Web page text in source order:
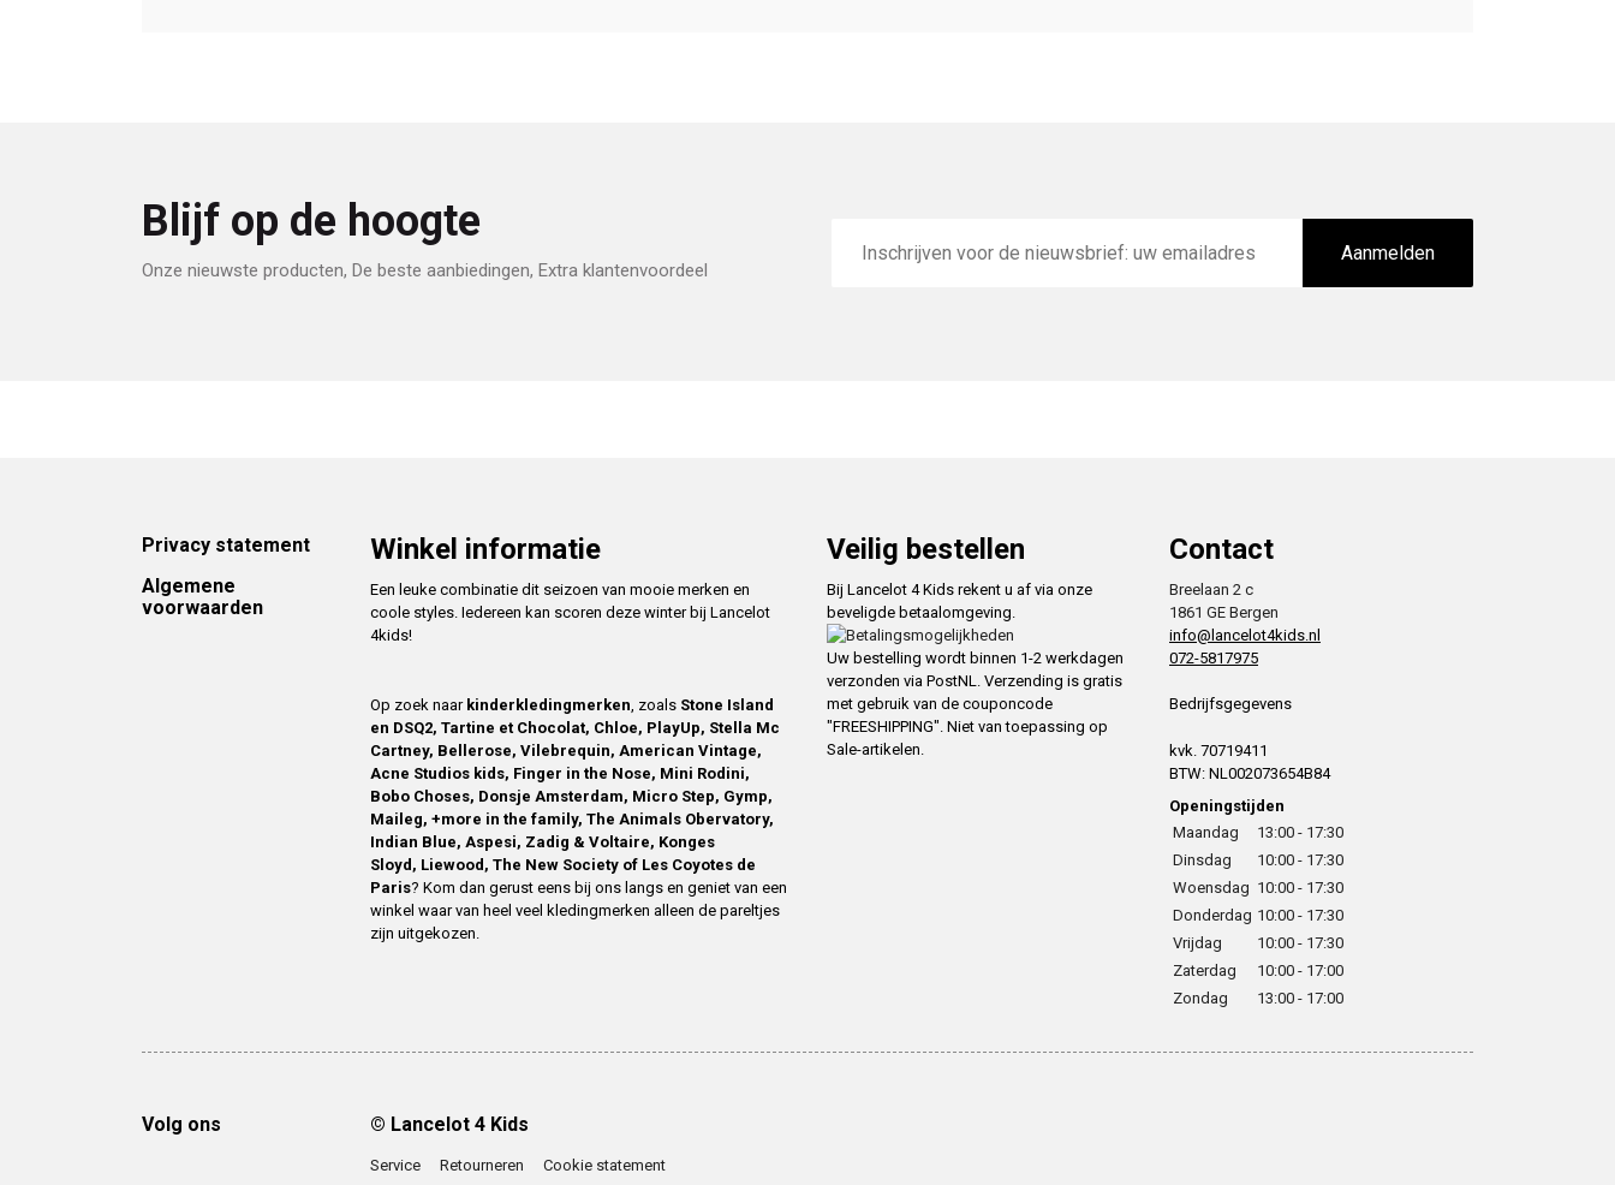
Blijf op de hoogte
Onze nieuwste producten, De beste aanbiedingen, Extra klantenvoordeel
mailadres
Aanmelden
Footer
Privacy statement
Algemene
voorwaarden
Winkel informatie
Een leuke combinatie dit seizoen van mooie merken en
coole styles. Iedereen kan scoren deze winter bij Lancelot
4kids!
Op zoek naar kinderkledingmerken , zoals Stone Island
en DSQ2, Tartine et Chocolat, Chloe, PlayUp, Stella Mc
Cartney, Bellerose, Vilebrequin, American Vintage,
Acne Studios kids, Finger in the Nose, Mini Rodini,
Bobo Choses, Donsje Amsterdam, Micro Step, Gymp,
Maileg, +more in the family, The Animals Obervatory,
Indian Blue, Aspesi, Zadig & Voltaire, Konges
Sloyd, Liewood, The New Society of Les Coyotes de
Paris? Kom dan gerust eens bij ons langs en geniet van een
winkel waar van heel veel kledingmerken alleen de pareltjes
zijn uitgekozen.
Veilig bestellen
Bij Lancelot 4 Kids rekent u af via onze
beveligde betaalomgeving.
Uw bestelling wordt binnen 1-2 werkdagen
verzonden via PostNL. Verzending is gratis
met gebruik van de couponcode
"FREESHIPPING". Niet van toepassing op
Sale-artikelen.
Contact
Breelaan 2 c
1861 GE Bergen
info@lancelot4kids.nl
072-5817975
Bedrijfsgegevens
kvk. 70719411
BTW: NL002073654B84
Openingstijden
Maandag
13:00 - 17:30
Dinsdag
10:00 - 17:30
Woensdag 10:00 - 17:30
Donderdag 10:00 - 17:30
Vrijdag
10:00 - 17:30
Zaterdag
10:00 - 17:00
Zondag
13:00 - 17:00
Volg ons © Lancelot 4 Kids
Service Retourneren Cookie statement